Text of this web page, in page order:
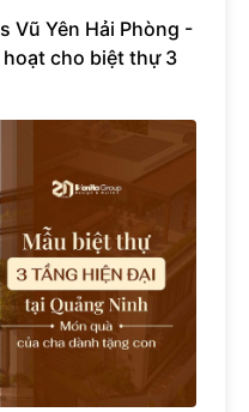
Vũ Yên Hải Phòng -
cho biệt thự 3